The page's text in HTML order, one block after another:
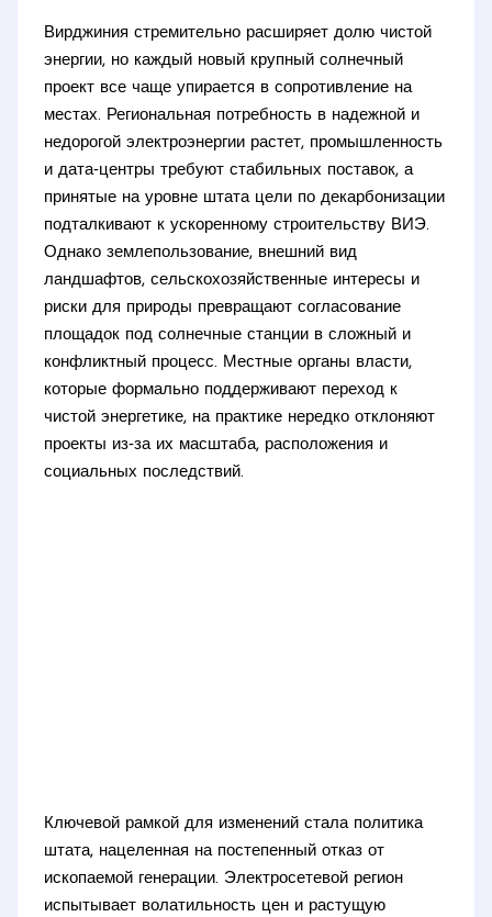
Вирджиния стремительно расширяет долю чистой
энергии, но каждый новый крупный солнечный
проект все чаще упирается в сопротивление на
местах. Региональная потребность в надежной и
недорогой электроэнергии растет, промышленность
и дата‑центры требуют стабильных поставок, а
принятые на уровне штата цели по декарбонизации
подталкивают к ускоренному строительству ВИЭ.
Однако землепользование, внешний вид
ландшафтов, сельскохозяйственные интересы и
риски для природы превращают согласование
площадок под солнечные станции в сложный и
конфликтный процесс. Местные органы власти,
которые формально поддерживают переход к
чистой энергетике, на практике нередко отклоняют
проекты из‑за их масштаба, расположения и
социальных последствий.
Ключевой рамкой для изменений стала политика
штата, нацеленная на постепенный отказ от
ископаемой генерации. Электросетевой регион
испытывает волатильность цен и растущую